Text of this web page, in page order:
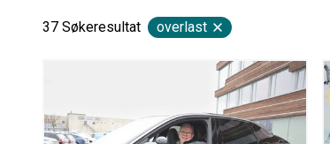
37 Søkeresultat overlast